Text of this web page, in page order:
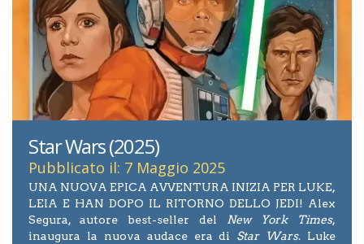
Star Wars (2025)
Pubblicato il: 7 Maggio 2025
UNA NUOVA EPICA AVVENTURA INIZIA PER LUKE,
LEIA E HAN DOPO IL RITORNO DELLO JEDI! Alex
Segura, autore best-seller del New York Times,
inaugura la nuova audace era di Star Wars. Luke